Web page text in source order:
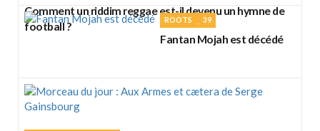
Comment un riddim reggae est-il devenu un hymne de
football ?
ROOTS 39
Fantan Mojah est décédé